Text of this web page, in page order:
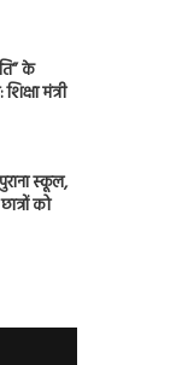
के
मंत्री
स्कूल,
को